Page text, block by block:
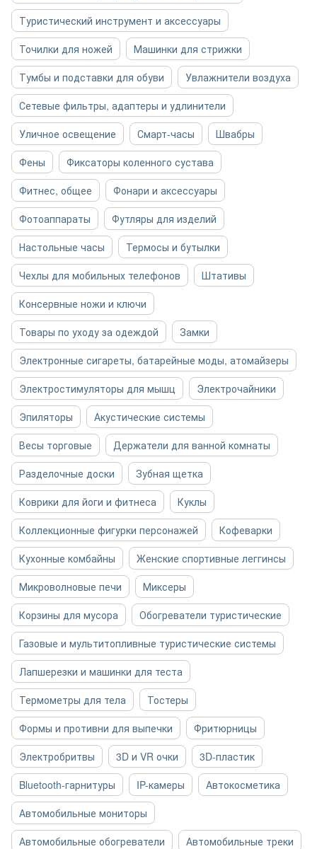
Туристический инструмент и аксессуары
Точилки для ножей
Машинки для стрижки
Тумбы и подставки для обуви
Увлажнители воздуха
Сетевые фильтры, адаптеры и удлинители
Уличное освещение
Смарт-часы
Швабры
Фены
Фиксаторы коленного сустава
Фитнес, общее
Фонари и аксессуары
Фотоаппараты
Футляры для изделий
Настольные часы
Термосы и бутылки
Чехлы для мобильных телефонов
Штативы
Консервные ножи и ключи
Товары по уходу за одеждой
Замки
Электронные сигареты, батарейные моды, атомайзеры
Электростимуляторы для мышц
Электрочайники
Эпиляторы
Акустические системы
Весы торговые
Держатели для ванной комнаты
Разделочные доски
Зубная щетка
Коврики для йоги и фитнеса
Куклы
Коллекционные фигурки персонажей
Кофеварки
Кухонные комбайны
Женские спортивные леггинсы
Микроволновые печи
Миксеры
Корзины для мусора
Обогреватели туристические
Газовые и мультитопливные туристические системы
Лапшерезки и машинки для теста
Термометры для тела
Тостеры
Формы и противни для выпечки
Фритюрницы
Электробритвы
3D и VR очки
3D-пластик
Bluetooth-гарнитуры
IP-камеры
Автокосметика
Автомобильные мониторы
Автомобильные обогреватели
Автомобильные треки